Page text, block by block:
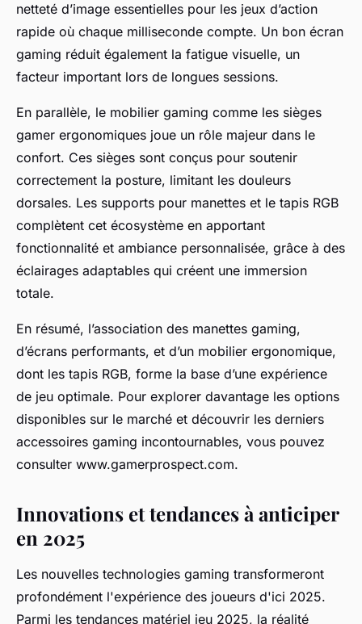
netteté d’image essentielles pour les jeux d’action
rapide où chaque milliseconde compte. Un bon écran
gaming réduit également la fatigue visuelle, un
facteur important lors de longues sessions.
En parallèle, le mobilier gaming comme les sièges
gamer ergonomiques joue un rôle majeur dans le
confort. Ces sièges sont conçus pour soutenir
correctement la posture, limitant les douleurs
dorsales. Les supports pour manettes et le tapis RGB
complètent cet écosystème en apportant
fonctionnalité et ambiance personnalisée, grâce à des
éclairages adaptables qui créent une immersion
totale.
En résumé, l’association des manettes gaming,
d’écrans performants, et d’un mobilier ergonomique,
dont les tapis RGB, forme la base d’une expérience
de jeu optimale. Pour explorer davantage les options
disponibles sur le marché et découvrir les derniers
accessoires gaming incontournables, vous pouvez
consulter www.gamerprospect.com.
Innovations et tendances à anticiper
en 2025
Les nouvelles technologies gaming transformeront
profondément l'expérience des joueurs d'ici 2025.
Parmi les tendances matériel jeu 2025, la réalité